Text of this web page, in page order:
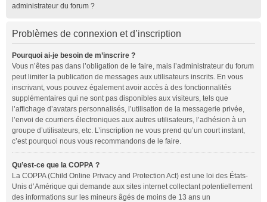
administrateur du forum ?
Problèmes de connexion et d’inscription
Pourquoi ai-je besoin de m’inscrire ?
Vous n’êtes pas dans l’obligation de le faire, mais l’administrateur du forum
peut limiter la publication de messages aux utilisateurs inscrits. En vous
inscrivant, vous pouvez également avoir accès à des fonctionnalités
supplémentaires qui ne sont pas disponibles aux visiteurs, tels que
l’affichage d’avatars personnalisés, l’utilisation de la messagerie privée,
l’envoi de courriers électroniques aux autres utilisateurs, l’adhésion à un
groupe d’utilisateurs, etc. L’inscription ne vous prend qu’un court instant,
c’est pourquoi nous vous recommandons de le faire.
Qu’est-ce que la COPPA ?
La COPPA (Child Online Privacy and Protection Act) est une loi des États-
Unis d’Amérique qui demande aux sites internet collectant potentiellement
des informations sur les mineurs âgés de moins de 13 ans un